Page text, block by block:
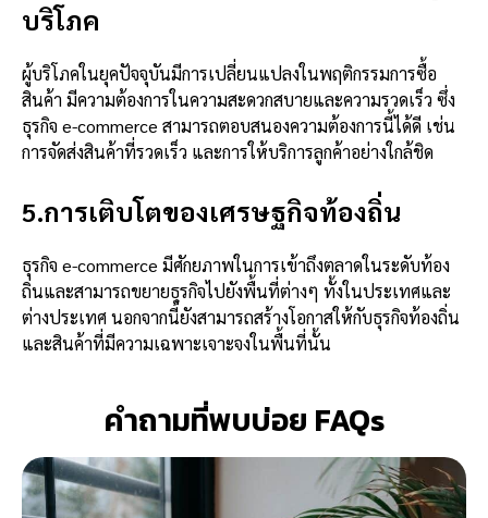
บริโภค
ผู้บริโภคในยุคปัจจุบันมีการเปลี่ยนแปลงในพฤติกรรมการซื้อ
สินค้า มีความต้องการในความสะดวกสบายและความรวดเร็ว ซึ่ง
ธุรกิจ e-commerce สามารถตอบสนองความต้องการนี้ได้ดี เช่น
การจัดส่งสินค้าที่รวดเร็ว และการให้บริการลูกค้าอย่างใกล้ชิด
5.การเติบโตของเศรษฐกิจท้องถิ่น
ธุรกิจ e-commerce มีศักยภาพในการเข้าถึงตลาดในระดับท้อง
ถิ่นและสามารถขยายธุรกิจไปยังพื้นที่ต่างๆ ทั้งในประเทศและ
ต่างประเทศ นอกจากนี้ยังสามารถสร้างโอกาสให้กับธุรกิจท้องถิ่น
และสินค้าที่มีความเฉพาะเจาะจงในพื้นที่นั้น
คำถามที่พบบ่อย FAQs